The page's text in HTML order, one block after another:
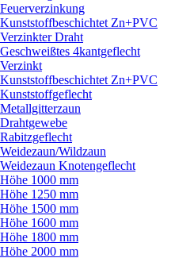
Feuerverzinkung
Kunststoffbeschichtet Zn+PVC
Verzinkter Draht
Geschweißtes 4kantgeflecht
Verzinkt
Kunststoffbeschichtet Zn+PVC
Kunststoffgeflecht
Metallgitterzaun
Drahtgewebe
Rabitzgeflecht
Weidezaun/Wildzaun
Weidezaun Knotengeflecht
Höhe 1000 mm
Höhe 1250 mm
Höhe 1500 mm
Höhe 1600 mm
Höhe 1800 mm
Höhe 2000 mm